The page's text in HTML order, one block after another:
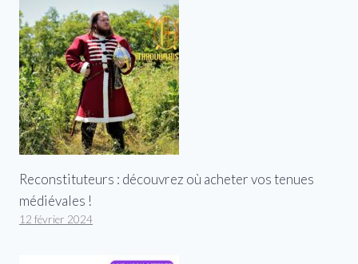
Reconstituteurs : découvrez où acheter vos tenues
médiévales !
12 février 2024